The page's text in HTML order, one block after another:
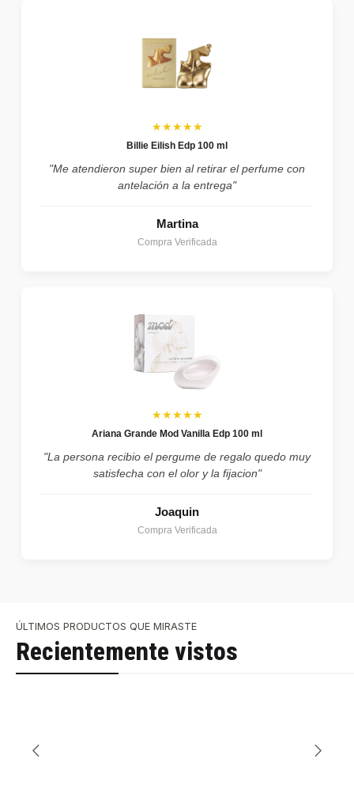
★★★★★
Billie Eilish Edp 100 ml
"Me atendieron super bien al retirar el perfume con
antelación a la entrega"
Martina
Compra Verificada
★★★★★
Ariana Grande Mod Vanilla Edp 100 ml
"La persona recibio el pergume de regalo quedo muy
satisfecha con el olor y la fijacion"
Joaquin
Compra Verificada
ÚLTIMOS PRODUCTOS QUE MIRASTE
Recientemente vistos